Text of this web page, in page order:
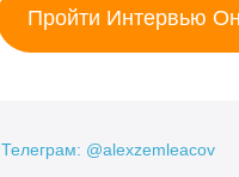
Пройти Интервью
Телеграм: @alexzemleacov